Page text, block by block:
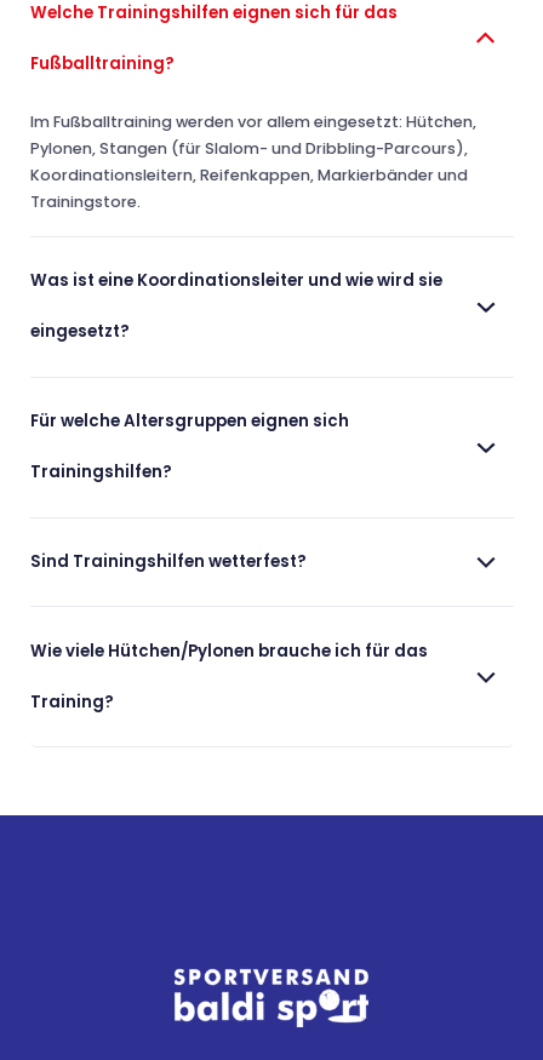
Welche Trainingshilfen eignen sich für das
Fußballtraining?
Im Fußballtraining werden vor allem eingesetzt: Hütchen,
Pylonen, Stangen (für Slalom- und Dribbling-Parcours),
Koordinationsleitern, Reifenkappen, Markierbänder und
Trainingstore.
Was ist eine Koordinationsleiter und wie wird sie
eingesetzt?
Für welche Altersgruppen eignen sich
Trainingshilfen?
Sind Trainingshilfen wetterfest?
Wie viele Hütchen/Pylonen brauche ich für das
Training?